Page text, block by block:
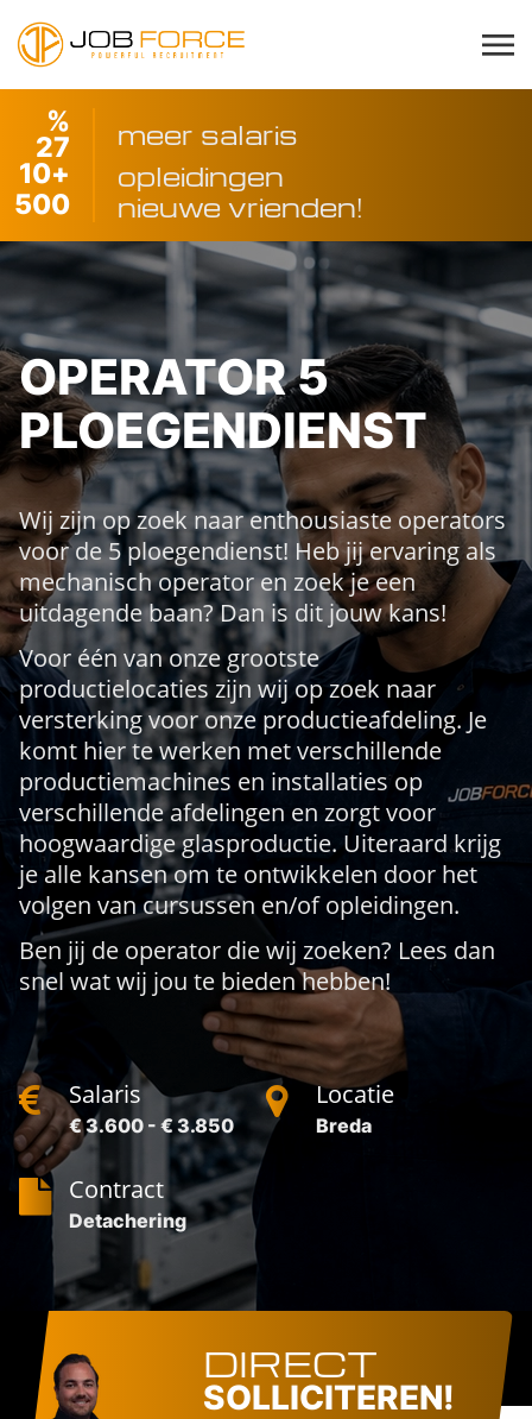
%
27
meer salaris
+
10
opleidingen
500
nieuwe vrienden!
OPERATOR 5
PLOEGENDIENST
Wij zijn op zoek naar enthousiaste operators
voor de 5 ploegendienst! Heb jij ervaring als
mechanisch operator en zoek je een
uitdagende baan? Dan is dit jouw kans!
Voor één van onze grootste
productielocaties zijn wij op zoek naar
versterking voor onze productieafdeling. Je
komt hier te werken met verschillende
productiemachines en installaties op
verschillende afdelingen en zorgt voor
hoogwaardige glasproductie. Uiteraard krijg
je alle kansen om te ontwikkelen door het
volgen van cursussen en/of opleidingen.
Ben jij de operator die wij zoeken? Lees dan
snel wat wij jou te bieden hebben!
Salaris
€ 3.600 - € 3.850
Locatie
Breda
Contract
Detachering
DIRECT
SOLLICITEREN!